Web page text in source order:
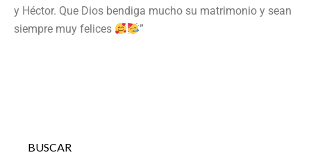
y Héctor. Que Dios bendiga mucho su matrimonio y sean
siempre muy felices
”
BUSCAR